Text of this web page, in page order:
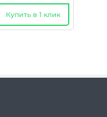
Купить в 1 клик